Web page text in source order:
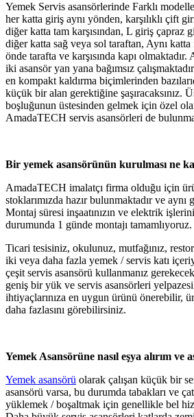
Yemek Servis asansörlerinde Farklı
her katta giriş aynı yönden, karşılıklı çift
diğer katta tam karşısından, L giriş çapraz
diğer katta sağ veya sol taraftan, Aynı
önde tarafta ve karşısında kapı olmaktadır.
iki asansör yan yana bağımsız
en kompakt kaldırma biçimlerinden
küçük bir alan gerektiğine şaşıracaksınız.
boşluğunun üstesinden gelmek için özel
AmadaTECH servis asansörleri de
Bir yemek asansörünün kurulması ne
AmadaTECH imalatçı firma olduğu için
stoklarımızda hazır bulunmaktadır ve
Montaj süresi inşaatınızın ve elektrik
durumunda 1 günde montajı tamamlıyoruz.
Ticari tesisiniz, okulunuz, mutfağınız,
iki veya daha fazla yemek / servis katı
çeşit servis asansörü kullanmanız
geniş bir yük ve servis asansörleri
ihtiyaçlarınıza en uygun ürünü önerebilir,
daha fazlasını görebilirsiniz.
Yemek Asansörüne nasıl eşya alırım ve
Yemek asansörü olarak çalışan küçük bir
asansörü varsa, bu durumda tabakları ve
yüklemek / boşaltmak için genellikle bel